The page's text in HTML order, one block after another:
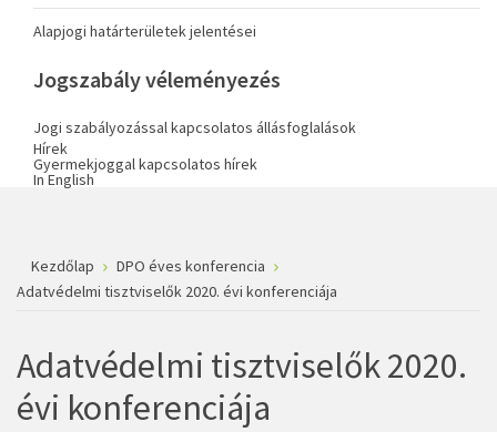
Alapjogi határterületek jelentései
Jogszabály véleményezés
Jogi szabályozással kapcsolatos állásfoglalások
Hírek
Gyermekjoggal kapcsolatos hírek
In English
Kezdőlap
DPO éves konferencia
Adatvédelmi tisztviselők 2020. évi konferenciája
Adatvédelmi tisztviselők 2020.
évi konferenciája